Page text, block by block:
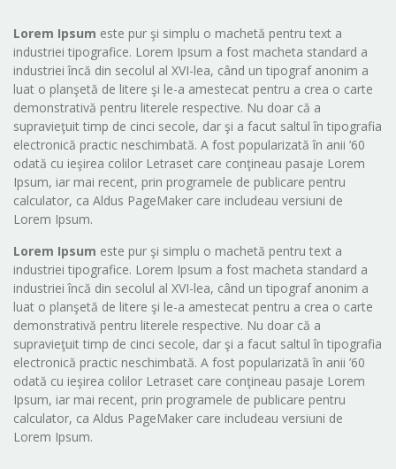
Lorem Ipsum este pur şi simplu o machetă pentru text a
industriei tipografice. Lorem Ipsum a fost macheta standard a
industriei încă din secolul al XVI-lea, când un tipograf anonim a
luat o planşetă de litere şi le-a amestecat pentru a crea o carte
demonstrativă pentru literele respective. Nu doar că a
supravieţuit timp de cinci secole, dar şi a facut saltul în tipografia
electronică practic neschimbată. A fost popularizată în anii ’60
odată cu ieşirea colilor Letraset care conţineau pasaje Lorem
Ipsum, iar mai recent, prin programele de publicare pentru
calculator, ca Aldus PageMaker care includeau versiuni de
Lorem Ipsum.
Lorem Ipsum este pur şi simplu o machetă pentru text a
industriei tipografice. Lorem Ipsum a fost macheta standard a
industriei încă din secolul al XVI-lea, când un tipograf anonim a
luat o planşetă de litere şi le-a amestecat pentru a crea o carte
demonstrativă pentru literele respective. Nu doar că a
supravieţuit timp de cinci secole, dar şi a facut saltul în tipografia
electronică practic neschimbată. A fost popularizată în anii ’60
odată cu ieşirea colilor Letraset care conţineau pasaje Lorem
Ipsum, iar mai recent, prin programele de publicare pentru
calculator, ca Aldus PageMaker care includeau versiuni de
Lorem Ipsum.